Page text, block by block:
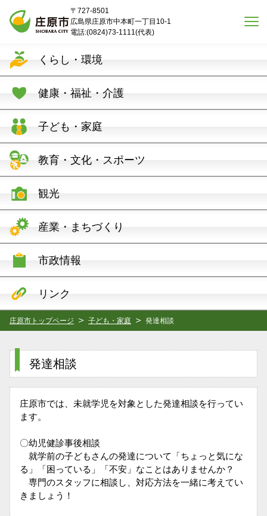
〒727-8501
広島県庄原市中本町一丁目10-1
電話:(0824)73-1111(代表)
くらし・環境
健康・福祉・介護
子ども・家庭
教育・文化・スポーツ
観光
産業・まちづくり
市政情報
リンク
庄原市トップページ 子ども・家庭 発達相談
発達相談
庄原市では、未就学児を対象とした発達相談を行ってい
ます。
〇幼児健診事後相談
就学前の子どもさんの発達について「ちょっと気にな
る」「困っている」「不安」なことはありませんか？
専門のスタッフに相談し、対応方法を一緒に考えてい
きましょう！